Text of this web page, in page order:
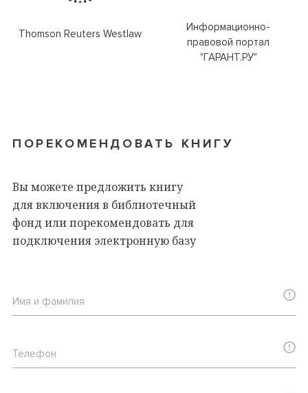
Thomson Reuters Westlaw
Информационно-
правовой портал
"ГАРАНТ.РУ"
ПОРЕКОМЕНДОВАТЬ КНИГУ
Вы можете предложить книгу
для включения в библиотечный
фонд или порекомендовать для
подключения электронную базу
Имя и фамилия
Телефон